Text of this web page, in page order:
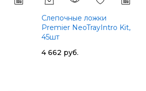
Слепочные ложки
Premier NeoTrayIntro Kit,
45шт
4 662 руб.